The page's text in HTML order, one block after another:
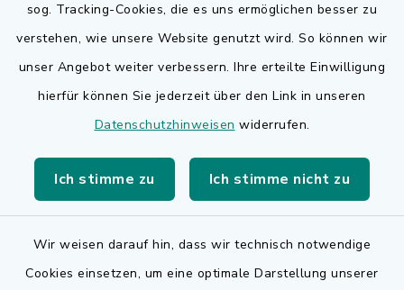
sog. Tracking-Cookies, die es uns ermöglichen besser zu
verstehen, wie unsere Website genutzt wird. So können wir
unser Angebot weiter verbessern. Ihre erteilte Einwilligung
hierfür können Sie jederzeit über den Link in unseren
Datenschutzhinweisen widerrufen.
Ich stimme zu Ich stimme nicht zu
Wir weisen darauf hin, dass wir technisch notwendige
Cookies einsetzen, um eine optimale Darstellung unserer
Quicklinks
Bauen in Adelsdorf
BayernPortal
Landkreis Erlangen-Höchstadt